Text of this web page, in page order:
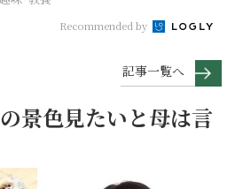
Recommended by
記事一覧へ
景色見たいと母は言